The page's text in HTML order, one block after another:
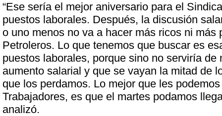
“Ese sería el mejor aniversario para el
puestos laborales. Después, la discusión
o uno menos no va a hacer más ricos ni más
Petroleros. Lo que tenemos que buscar es
puestos laborales, porque sino no serviría de
aumento salarial y que se vayan la mitad de
que los perdamos. Lo mejor que les
Trabajadores, es que el martes podamos
analizó.